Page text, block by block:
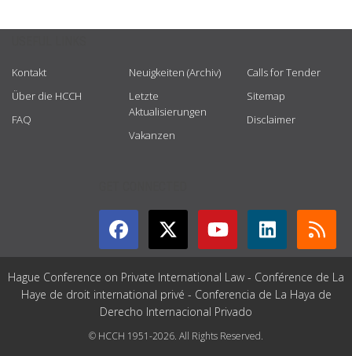
Kontakt
Über die HCCH
FAQ
Neuigkeiten (Archiv)
Letzte
Aktualisierungen
Vakanzen
Calls for Tender
Sitemap
Disclaimer
Hague Conference on Private International Law - Conférence de La
Haye de droit international privé - Conferencia de La Haya de
Derecho Internacional Privado
© HCCH 1951-2026. All Rights Reserved.